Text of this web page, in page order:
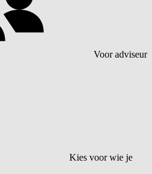
Voor adviseur
Kies voor wie je